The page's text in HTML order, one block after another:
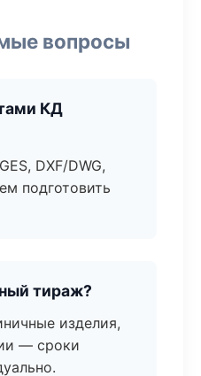
вопросы
КД
DXF/DWG,
подготовить
тираж?
изделия,
— сроки